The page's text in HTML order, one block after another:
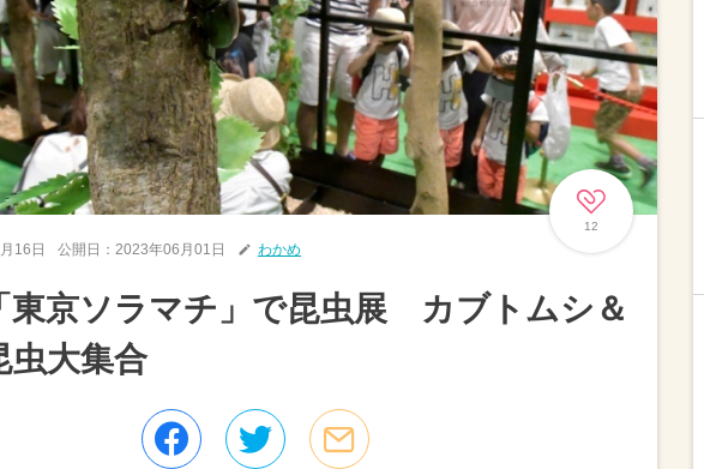
12
16日 公開日： 2023年06月01日 わかめ
東京ソラマチ」で昆虫展 カブトムシ＆
虫大集合